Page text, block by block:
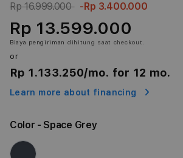
Rp 16.999.000 -Rp 3.400.000
Rp 13.599.000
Biaya pengiriman dihitung saat checkout.
or
Rp 1.133.250/mo. for 12 mo.
Learn more about financing
Color - Space Grey